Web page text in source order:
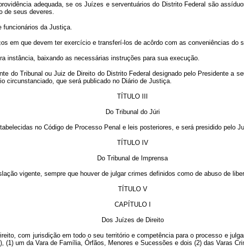
adequada, se os Juízes e serventuários do Distrito Federal são
de seus deveres.
funcionários da Justiça.
em que devem ter exercício e transferí-los de acôrdo com as conveniências do
instância, baixando as necessárias instruções para sua execução.
do Tribunal ou Juiz de Direito do Distrito Federal designado pelo Presidente a
circunstanciado, que será publicado no Diário de Justiça.
TÍTULO III
Do Tribunal do Júri
no Código de Processo Penal e leis posteriores, e será presidido pelo
TÍTULO IV
Do Tribunal de Imprensa
vigente, sempre que houver de julgar crimes definidos como de abuso de
TÍTULO V
CAPÍTULO I
Dos Juízes de Direito
com jurisdição em todo o seu território e competência para o processo e
(1) um da Vara de Família, Órfãos, Menores e Sucessões e dois (2) das Varas